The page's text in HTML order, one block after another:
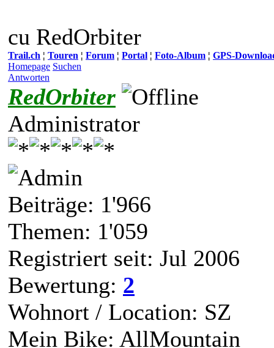
cu RedOrbiter
Trail.ch ¦ Touren ¦ Forum ¦ Portal ¦ Foto-Album ¦ GPS-
Homepage Suchen
Antworten
RedOrbiter
Administrator
Beiträge: 1'966
Themen: 1'059
Registriert seit: Jul 2006
Bewertung: 2
Wohnort / Location: SZ
Mein Bike: AllMountain